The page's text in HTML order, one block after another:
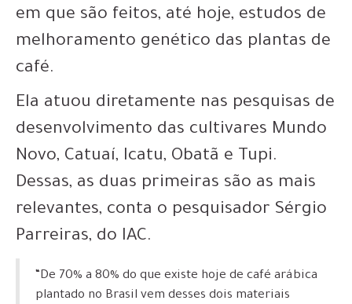
em que são feitos, até hoje, estudos de
melhoramento genético das plantas de
café.
Ela atuou diretamente nas pesquisas de
desenvolvimento das cultivares Mundo
Novo, Catuaí, Icatu, Obatã e Tupi.
Dessas, as duas primeiras são as mais
relevantes, conta o pesquisador Sérgio
Parreiras, do IAC.
“De 70% a 80% do que existe hoje de café arábica
plantado no Brasil vem desses dois materiais